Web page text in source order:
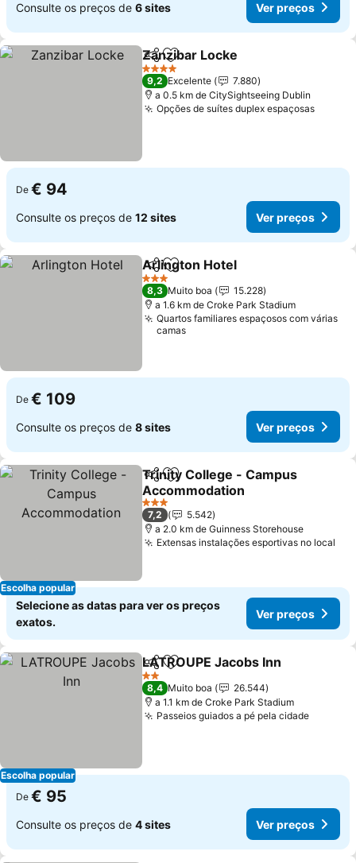
Consulte os preços de 6 sites Ver preços
PartilharAdicionar aos favoritos
Zanzibar Locke
4 Estrelas
9,2 Excelente
7.880
a 0.5 km de CitySightseeing Dublin
Opções de suítes duplex espaçosas
De € 94
Consulte os preços de 12 sites Ver preços
PartilharAdicionar aos favoritos
Arlington Hotel
3 Estrelas
8,3 Muito boa
15.228
a 1.6 km de Croke Park Stadium
Quartos familiares espaçosos com várias
camas
De € 109
Consulte os preços de 8 sites Ver preços
Escolha popular
PartilharAdicionar aos favoritos
Trinity College - Campus
Accommodation
3 Estrelas
7,2
5.542
a 2.0 km de Guinness Storehouse
Extensas instalações esportivas no local
Selecione as datas para ver os preços
exatos.
Ver preços
Escolha popular
PartilharAdicionar aos favoritos
LATROUPE Jacobs Inn
2 Estrelas
8,4 Muito boa
26.544
a 1.1 km de Croke Park Stadium
Passeios guiados a pé pela cidade
De € 95
Consulte os preços de 4 sites Ver preços